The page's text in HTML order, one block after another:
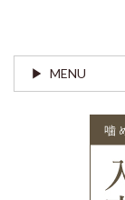
MENU